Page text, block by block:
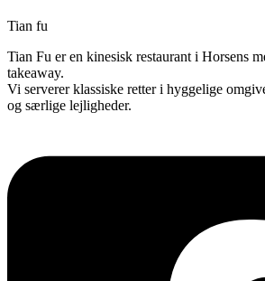
Tian fu
Tian Fu er en kinesisk restaurant i Horsens
takeaway.
Vi serverer klassiske retter i hyggelige
og særlige lejligheder.